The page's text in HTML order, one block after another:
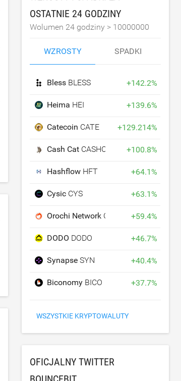
OSTATNIE 24 GODZINY
Wolumen 24 godziny > 10000000
WZROSTY SPADKI
Bless BLESS +142.2%
Heima HEI +139.6%
Catecoin CATE +129.214%
Cash Cat CASHCAT +100.8%
Hashflow HFT +64.1%
Cysic CYS +63.1%
Orochi Network ON +59.4%
DODO DODO +46.7%
SynapseSYN +40.4%
Biconomy BICO +37.7%
WSZYSTKIE KRYPTOWALUTY
OFICJALNY TWITTER